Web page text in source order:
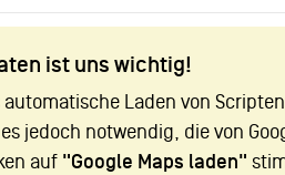
ist uns wichtig!
Laden von
jedoch notwendig, die von
auf "Google Maps laden"